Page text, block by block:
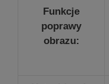
Funkcje
poprawy
obrazu: